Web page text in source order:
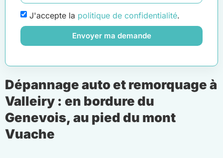
J'accepte la politique de confidentialité.
Envoyer ma demande
Dépannage auto et remorquage à
Valleiry : en bordure du
Genevois, au pied du mont
Vuache